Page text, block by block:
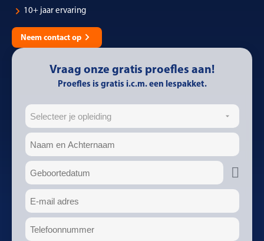
10+ jaar ervaring
Neem contact op
Vraag onze gratis proefles aan!
Proefles is gratis i.c.m. een lespakket.
Opleiding
Naam(Vereist)
Geboortedatum
E-
mailadres(Vereist)
Telefoon(Vereist)